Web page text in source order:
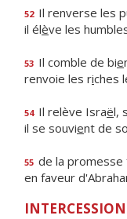
52 Il renverse les
il élève les
53 Il comble de bie
renvoie les riches
54 Il relève Israël,
il se souvient de
55 de la promesse
en faveur
INTERCESSION